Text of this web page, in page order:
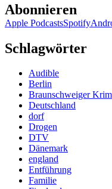
Abonnieren
Apple PodcastsSpotify
Schlagwörter
Audible
Berlin
Braunschweiger
Deutschland
dorf
Drogen
DTV
Dänemark
england
Entführung
Familie